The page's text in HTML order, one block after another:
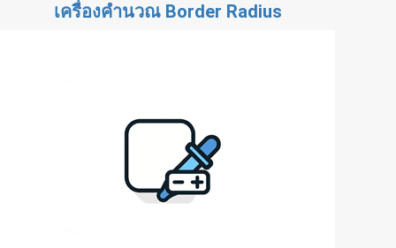
เครื่องคำนวณ Border Radius